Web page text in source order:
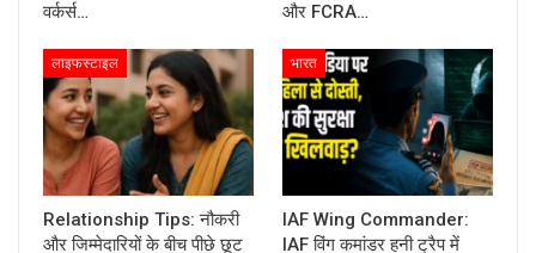
वर्कर्स…
और FCRA…
लाइफस्टाइल
Relationship Tips: नौकरी
और जिम्मेदारियों के बीच पीछे छूट
भारत
IAF Wing Commander:
IAF विंग कमांडर हनी ट्रैप में